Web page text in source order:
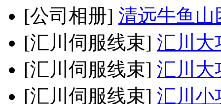
[公司相册] 清远牛鱼山
[汇川伺服线束] 汇川大
[汇川伺服线束] 汇川大
[汇川伺服线束] 汇川小